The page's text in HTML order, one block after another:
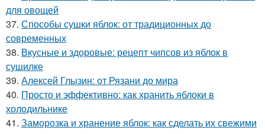
для овощей
37. Способы сушки яблок: от традиционных до
современных
38. Вкусные и здоровые: рецепт чипсов из яблок в
сушилке
39. Алексей Глызин: от Рязани до мира
40. Просто и эффективно: как хранить яблоки в
холодильнике
41. Заморозка и хранение яблок: как сделать их свежими